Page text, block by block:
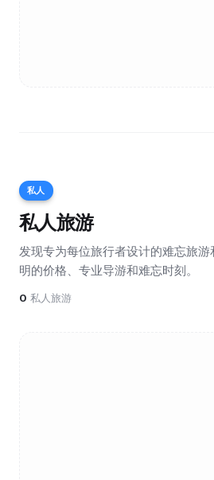
私人
私人旅游
发现专为每位旅行者设计的难忘旅
明的价格、专业导游和难忘时刻。
0 私人旅游